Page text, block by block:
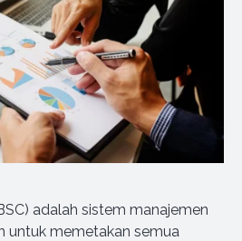
adalah sistem manajemen
untuk memetakan semua